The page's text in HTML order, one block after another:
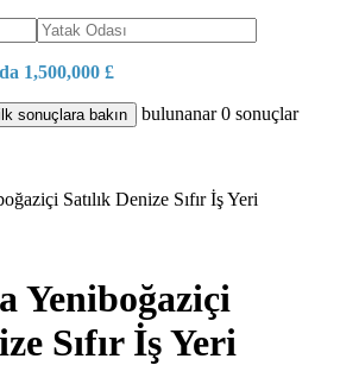
1,500,000 £
sonuçlara bakın bulunanar0 sonuçlar
Satılık Denize Sıfır İş Yeri
Yeniboğaziçi
Sıfır İş Yeri